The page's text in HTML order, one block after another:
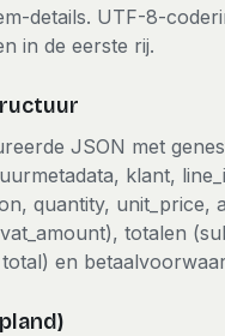
details. UTF-8-
in de eerste rij.
JSON met
klant,
quantity, unit_price,
totalen
en